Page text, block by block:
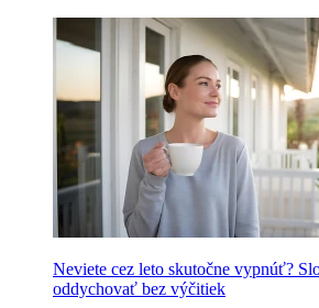
Neviete cez leto skutočne vypnúť?
oddychovať bez výčitiek